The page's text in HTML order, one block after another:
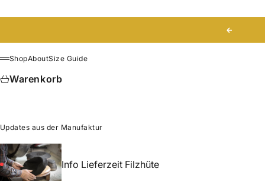
Zurück
Menü
ShopAboutSize Guide
Warenkorb
Updates aus der Manufaktur
Info Lieferzeit Filzhüte